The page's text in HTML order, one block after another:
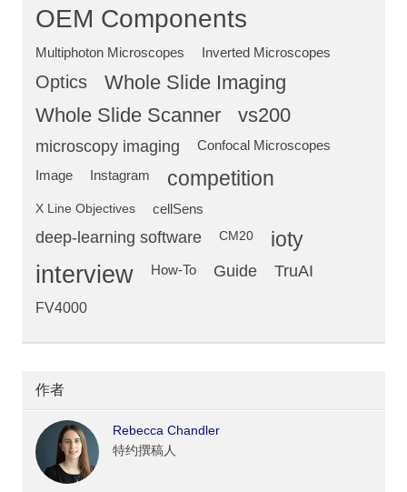
OEM Components
Multiphoton Microscopes Inverted Microscopes
Optics
Whole Slide Imaging
Whole Slide Scanner
vs200
microscopy imaging
Confocal Microscopes
Image
Instagram competition
X Line Objectives cellSens
deep-learning software CM20 ioty
interview How-To Guide TruAI
FV4000
作者
Rebecca Chandler
特约撰稿人